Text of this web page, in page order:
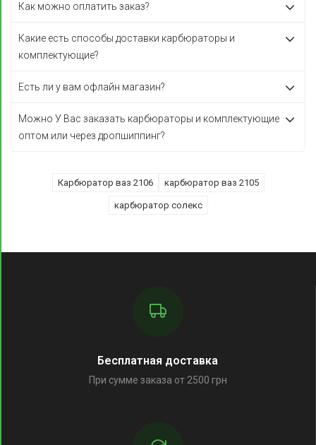
Как можно оплатить заказ?
Какие есть способы доставки карбюраторы и
комплектующие?
Есть ли у вам офлайн магазин?
Можно У Вас заказать карбюраторы и комплектующие
оптом или через дропшиппинг?
Карбюратор ваз 2106 карбюратор ваз 2105
карбюратор солекс
Бесплатная доставка
При сумме заказа от 2500 грн